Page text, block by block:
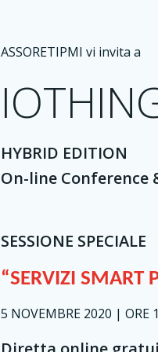
ASSORETIPMI vi invita a
HYBRID EDITION
On-line Conference
SESSIONE SPECIALE
“SERVIZI SMART
5 NOVEMBRE 2020 | ORE